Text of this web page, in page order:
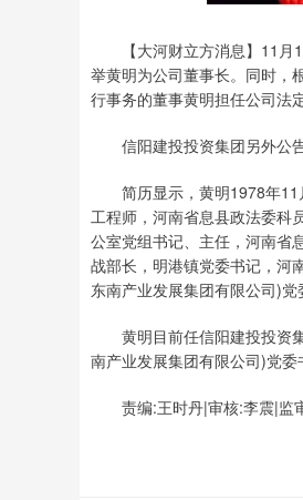
【大河财立方消息】11月
举黄明为公司董事长。同时，
行事务的董事黄明担任公司法
信阳建投投资集团另外公告
简历显示，黄明1978年11
工程师，河南省息县政法委科
公室党组书记、主任，河南省
战部长，明港镇党委书记，河
东南产业发展集团有限公司)党
黄明目前任信阳建投投资集
南产业发展集团有限公司)党委
责编:王时丹|审核:李震|监